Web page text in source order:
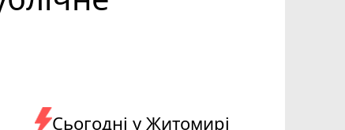
Сьогодні у Житомирі